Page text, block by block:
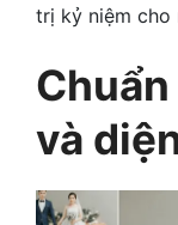
trị kỷ niệm cho
và